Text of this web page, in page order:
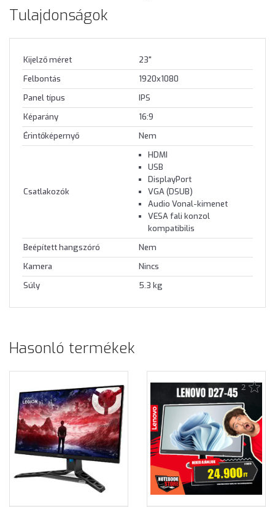
Tulajdonságok
Kijelző méret
23"
Felbontás
1920x1080
Panel típus
IPS
Képarány
16:9
Érintőképernyő
Nem
Csatlakozók
HDMI
USB
DisplayPort
VGA (DSUB)
Audio Vonal-kimenet
VESA fali konzol
kompatibilis
Beépített hangszóró
Nem
Kamera
Nincs
Súly
5.3 kg
Hasonló termékek
2